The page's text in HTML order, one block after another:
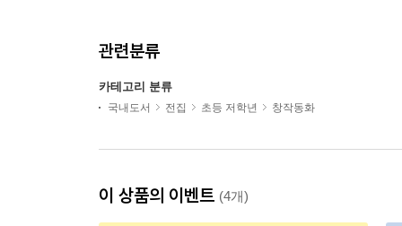
관련분류
카테고리 분류
국내도서 전집 초등 저학년 창작동화
이 상품의 이벤트 (4개)